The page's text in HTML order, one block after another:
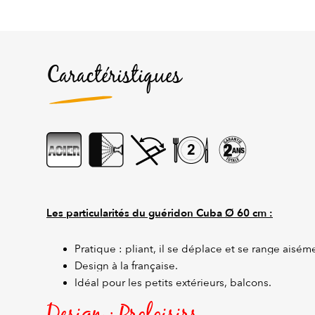
Caractéristiques
Les particularités du guéridon Cuba Ø 60 cm :
Pratique : pliant, il se déplace et se range
Design à la française.
Idéal pour les petits extérieurs, balcons.